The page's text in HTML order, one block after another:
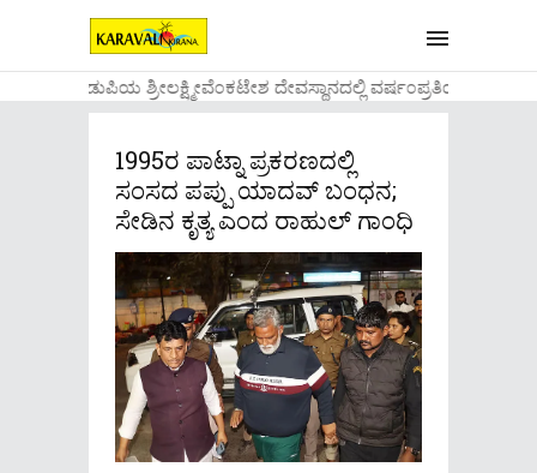
....ಉಡುಪಿಯ ಶ್ರೀಲಕ್ಷ್ಮೀವೆ೦ಕಟೇಶ ದೇವಸ್ಥಾನದಲ್ಲಿ ವರ್ಷ೦ಪ್ರತಿಯ
1995ರ ಪಾಟ್ನಾ ಪ್ರಕರಣದಲ್ಲಿ
ಸಂಸದ ಪಪ್ಪು ಯಾದವ್ ಬಂಧನ;
ಸೇಡಿನ ಕೃತ್ಯ ಎಂದ ರಾಹುಲ್ ಗಾಂಧಿ